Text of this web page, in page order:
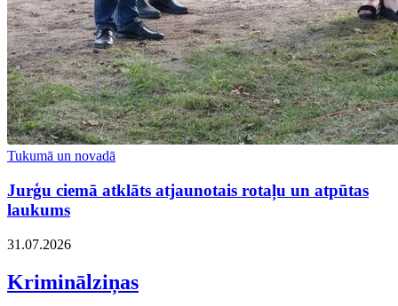
Tukumā un novadā
Jurģu ciemā atklāts atjaunotais rotaļu un atpūtas
laukums
31.07.2026
Kriminālziņas